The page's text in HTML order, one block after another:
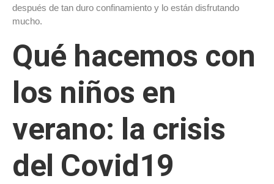
después de tan duro confinamiento y lo están disfrutando
mucho.
Qué hacemos con
los niños en
verano: la crisis
del Covid19